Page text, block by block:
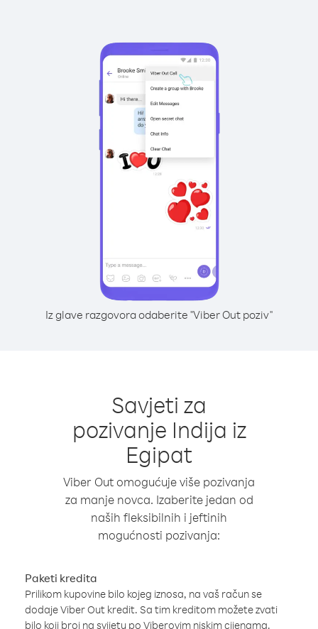
Iz glave razgovora odaberite "Viber Out poziv"
Savjeti za
pozivanje Indija iz
Egipat
Viber Out omogućuje više pozivanja
za manje novca. Izaberite jedan od
naših fleksibilnih i jeftinih
mogućnosti pozivanja:
Paketi kredita
Prilikom kupovine bilo kojeg iznosa, na vaš račun se
dodaje Viber Out kredit. Sa tim kreditom možete zvati
bilo koji broj na svijetu po Viberovim niskim cijenama.